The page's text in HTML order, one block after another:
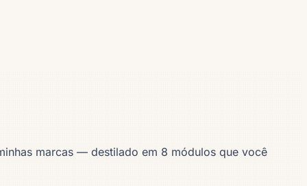
marcas — destilado em 8 módulos que você